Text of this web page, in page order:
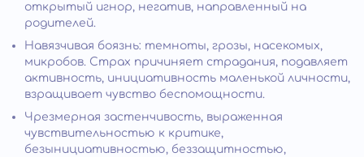
открытый игнор, негатив, направленный на
родителей.
Навязчивая боязнь: темноты, грозы, насекомых,
микробов. Страх причиняет страдания, подавляет
активность, инициативность маленькой личности,
взращивает чувство беспомощности.
Чрезмерная застенчивость, выраженная
чувствительностью к критике,
безынициативностью, беззащитностью,